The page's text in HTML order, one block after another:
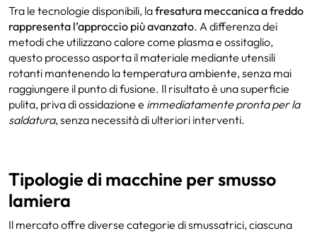
Tra le tecnologie disponibili, lafresatura meccanica a freddo
rappresenta l’approccio più avanzato. A differenza dei
metodi che utilizzano calore come plasma e ossitaglio,
questo processo asporta il materiale mediante utensili
rotanti mantenendo la temperatura ambiente, senza mai
raggiungere il punto di fusione. Il risultato è una superficie
pulita, priva di ossidazione e immediatamente pronta per la
saldatura, senza necessità di ulteriori interventi.
Tipologie di macchine per smusso
lamiera
Il mercato offre diverse categorie di smussatrici, ciascuna